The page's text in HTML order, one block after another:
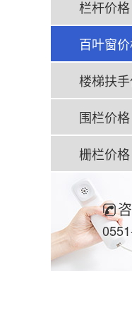
栏杆价格
百叶窗
楼梯扶
围栏价格
栅栏价格